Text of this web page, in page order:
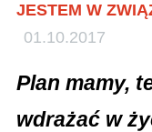
JESTEM W
01.10.2017
Plan mamy,
wdrażać w